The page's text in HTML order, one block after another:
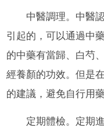
中醫調理。中醫
引起的，可以通過中
的中藥有當歸、白芍
經養顏的功效。但是
的建議，避免自行用
定期體檢。定期